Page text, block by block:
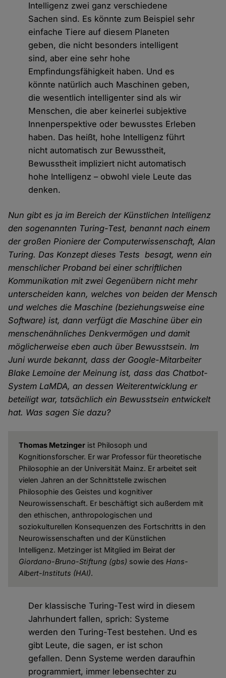
Intelligenz zwei ganz verschiedene
Sachen sind. Es könnte zum Beispiel sehr
einfache Tiere auf diesem Planeten
geben, die nicht besonders intelligent
sind, aber eine sehr hohe
Empfindungsfähigkeit haben. Und es
könnte natürlich auch Maschinen geben,
die wesentlich intelligenter sind als wir
Menschen, die aber keinerlei subjektive
Innenperspektive oder bewusstes Erleben
haben. Das heißt, hohe Intelligenz führt
nicht automatisch zur Bewusstheit,
Bewusstheit impliziert nicht automatisch
hohe Intelligenz – obwohl viele Leute das
denken.
Nun gibt es ja im Bereich der Künstlichen Intelligenz
den sogenannten Turing-Test, benannt nach einem
der großen Pioniere der Computerwissenschaft, Alan
Turing. Das Konzept dieses Tests besagt, wenn ein
menschlicher Proband bei einer schriftlichen
Kommunikation mit zwei Gegenübern nicht mehr
unterscheiden kann, welches von beiden der Mensch
und welches die Maschine (beziehungsweise eine
Software) ist, dann verfügt die Maschine über ein
menschenähnliches Denkvermögen und damit
möglicherweise eben auch über Bewusstsein. Im
Juni wurde bekannt, dass der Google-Mitarbeiter
Blake Lemoine der Meinung ist, dass das Chatbot-
System LaMDA, an dessen Weiterentwicklung er
beteiligt war, tatsächlich ein Bewusstsein entwickelt
hat. Was sagen Sie dazu?
Thomas Metzingerist Philosoph und
Kognitionsforscher. Er war Professor für theoretische
Philosophie an der Universität Mainz. Er arbeitet seit
vielen Jahren an der Schnittstelle zwischen
Philosophie des Geistes und kognitiver
Neurowissenschaft. Er beschäftigt sich außerdem mit
den ethischen, anthropologischen und
soziokulturellen Konsequenzen des Fortschritts in den
Neurowissenschaften und der Künstlichen
Intelligenz. Metzinger ist Mitglied im Beirat der
Giordano-Bruno-Stiftung (gbs) sowie des Hans-
Albert-Instituts (HAI).
Der klassische Turing-Test wird in diesem
Jahrhundert fallen, sprich: Systeme
werden den Turing-Test bestehen. Und es
gibt Leute, die sagen, er ist schon
gefallen. Denn Systeme werden daraufhin
programmiert, immer lebensechter zu